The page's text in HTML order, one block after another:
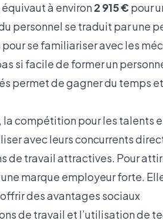
à environ2 915 € pour
personnel se traduit par une
se familiariser avec les
si facile de former un
permet de gagner du temps
compétition pour les talents
avec leurs concurrents
de travail attractives. Pour
marque employeur forte.
des avantages sociaux
de travail et l’utilisation de